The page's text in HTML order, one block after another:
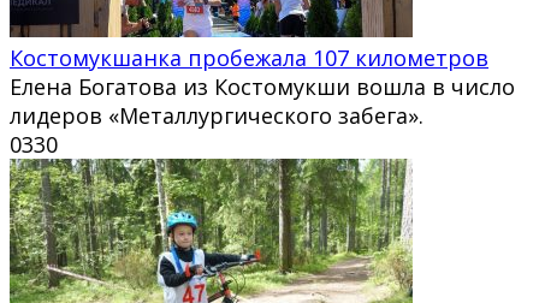
Костомукшанка пробежала 107 километров
Елена Богатова из Костомукши вошла в число
лидеров «Металлургического забега».
0330